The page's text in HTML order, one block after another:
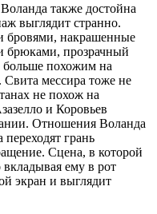
также достойна
выглядит странно.
бровями, накрашенные
брюками, прозрачный
больше похожим на
мессира тоже не
не похож на
и Коровьев
Отношения Воланда
грань
Сцена, в которой
вкладывая ему в рот
экран и выглядит